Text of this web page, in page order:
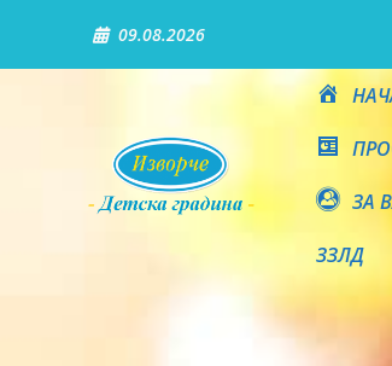
content
09.08.2026
Детска
ЗА
ЗЗЛД